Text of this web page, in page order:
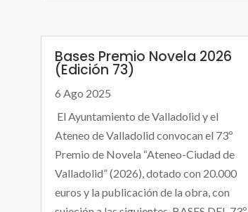
Bases Premio Novela 2026
(Edición 73)
6 Ago 2025
El Ayuntamiento de Valladolid y el
Ateneo de Valladolid convocan el 73º
Premio de Novela “Ateneo-Ciudad de
Valladolid” (2026), dotado con 20.000
euros y la publicación de la obra, con